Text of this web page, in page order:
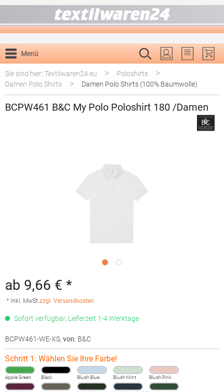
Menü
Du hast 0
Sie sind hier: Textilwaren24.eu
> Poloshirts >
Damen Polo Shirts > Damen Polo Shirts (100% Baumwolle)
BCPW461 B&C My Polo Poloshirt 180 /Damen
ab 9,66 € *
* inkl. MwSt.zzgl. Versandkosten
Sofort verfügbar, Lieferzeit 1-4 Werktage
BCPW461-WE-XS, von: B&C
Schritt 1: Wählen Sie Ihre Farbe!
Apple Green Black Blush Blue Blush Mint Blush Pink